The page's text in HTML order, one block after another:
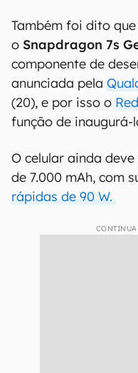
Também foi dito
o Snapdragon 7s
componente de
anunciada pela
(20), e por isso o
função de inaugurá-
O celular ainda
de 7.000 mAh, com
rápidas de 90 W.